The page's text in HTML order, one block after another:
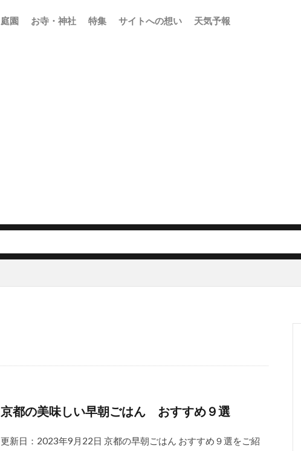
庭園 お寺・神社 特集 サイトへの想い 天気予報
京都の美味しい早朝ごはん おすすめ９選
更新日：2023年9月22日 京都の早朝ごはん おすすめ９選をご紹